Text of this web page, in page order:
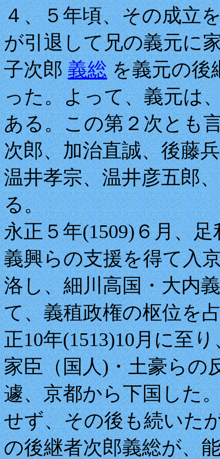
４、５年頃、その成立
が引退して兄の義元に
子次郎義総を義元の後
った。よって、義元は
ある。この第２次とも
次郎、加治直誠、後藤
温井孝宗、温井彦五郎
る。
永正５年(1509)６月、
義興らの支援を得て入
洛し、細川高国・大内
て、義稙政権の枢位を
正10年(1513)10月に至
家臣（国人)・土豪らの
遽、京都から下国した
せず、その後も続いた
の後継者次郎義総が、